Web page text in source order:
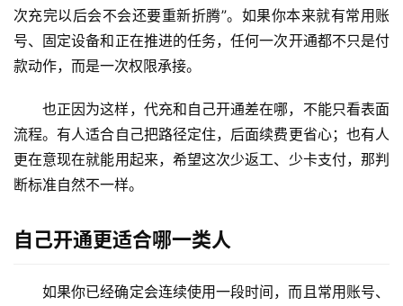
次充完以后会不会还要重新折腾”。如果你本来就有常用账
号、固定设备和正在推进的任务，任何一次开通都不只是付
款动作，而是一次权限承接。
也正因为这样，代充和自己开通差在哪，不能只看表面
流程。有人适合自己把路径定住，后面续费更省心；也有人
更在意现在就能用起来，希望这次少返工、少卡支付，那判
断标准自然不一样。
自己开通更适合哪一类人
如果你已经确定会连续使用一段时间，而且常用账号、